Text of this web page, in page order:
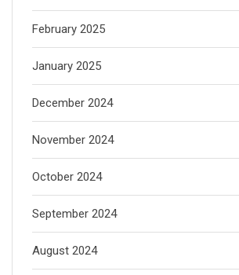
February 2025
January 2025
December 2024
November 2024
October 2024
September 2024
August 2024